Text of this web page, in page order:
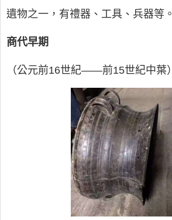
遺物之一，有禮器、工具、兵器等。
商代早期
（公元前16世紀——前15世紀中葉）